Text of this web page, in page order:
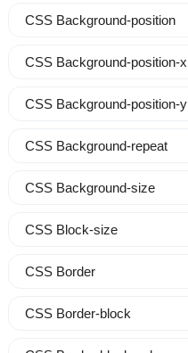
CSS Background-position
CSS Background-position-x
CSS Background-position-y
CSS Background-repeat
CSS Background-size
CSS Block-size
CSS Border
CSS Border-block